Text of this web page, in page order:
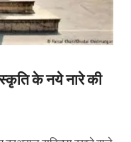
के नये नारे की